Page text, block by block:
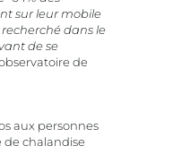
sur leur mobile
dans le
de se
de
aux personnes
de chalandise